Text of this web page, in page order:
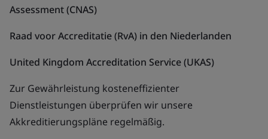
Assessment (CNAS)
Raad voor Accreditatie (RvA) in den Niederlanden
United Kingdom Accreditation Service (UKAS)
Zur Gewährleistung kosteneffizienter
Dienstleistungen überprüfen wir unsere
Akkreditierungspläne regelmäßig.